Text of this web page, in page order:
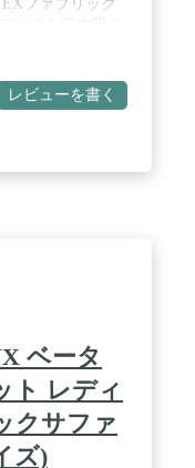
ファブリック
に対応する汎用
- 多用途:さまざ
る高性能。 / ゴ
あるテキスタイ
レビューを書く
ベータ
ト レディ
クサファ
ズ)